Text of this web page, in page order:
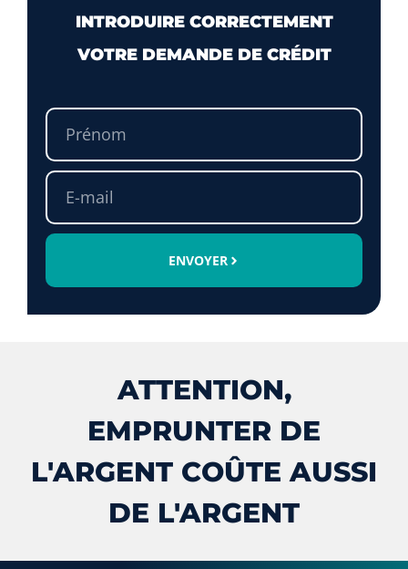
INTRODUIRE CORRECTEMENT
VOTRE DEMANDE DE CRÉDIT
ENVOYER
ATTENTION,
EMPRUNTER DE
L'ARGENT COÛTE AUSSI
DE L'ARGENT